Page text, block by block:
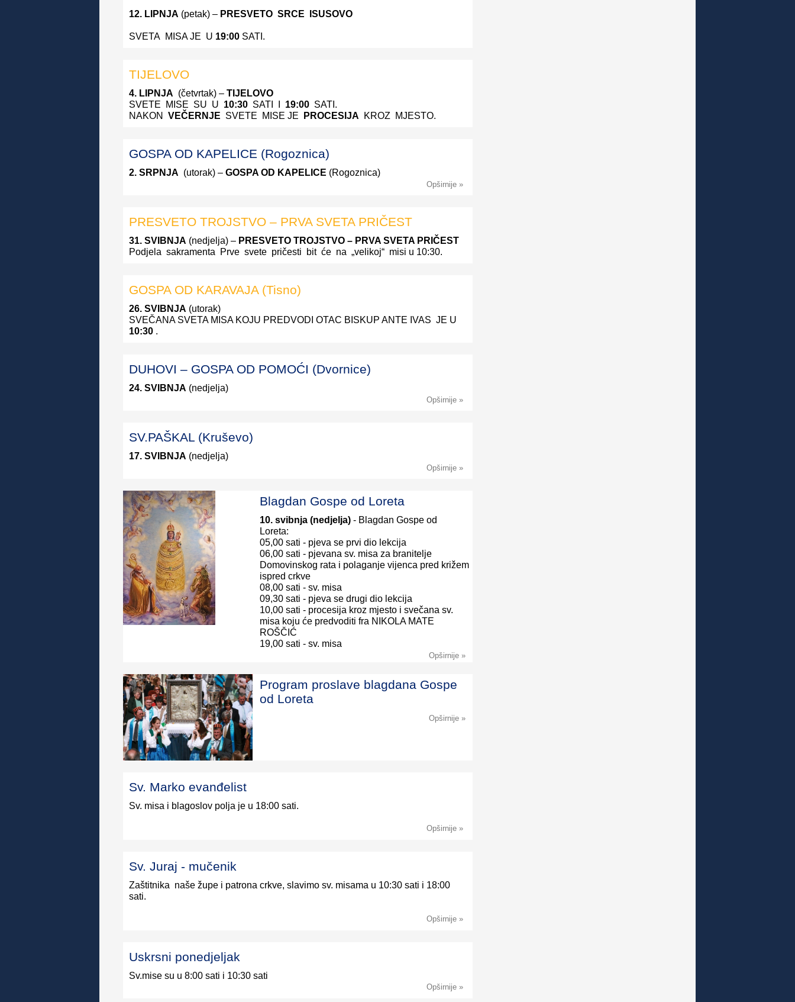
12. LIPNJA (petak) – PRESVETO SRCE ISUSOVO
SVETA MISA JE U 19:00 SATI.
TIJELOVO
4. LIPNJA (četvrtak) –TIJELOVO
SVETE MISE SU U 10:30 SATI I 19:00 SATI.
NAKONVEČERNJE SVETE MISE JE PROCESIJA KROZ MJESTO.
GOSPA OD KAPELICE (Rogoznica)
2. SRPNJA (utorak) –GOSPA OD KAPELICE (Rogoznica)
Opširnije »
PRESVETO TROJSTVO – PRVA SVETA PRIČEST
31. SVIBNJA (nedjelja) – PRESVETO TROJSTVO – PRVA SVETA PRIČEST
Podjela sakramenta Prve svete pričesti bit će na „velikoj“ misi u 10:30.
GOSPA OD KARAVAJA (Tisno)
26. SVIBNJA (utorak)
SVEČANA SVETA MISA KOJU PREDVODI OTAC BISKUP ANTE IVAS JE U
10:30 .
DUHOVI – GOSPA OD POMOĆI (Dvornice)
24. SVIBNJA (nedjelja)
Opširnije »
SV.PAŠKAL (Kruševo)
17. SVIBNJA (nedjelja)
Opširnije »
Blagdan Gospe od Loreta
10. svibnja (nedjelja) - Blagdan Gospe od
Loreta:
05,00 sati - pjeva se prvi dio lekcija
06,00 sati - pjevana sv. misa za branitelje
Domovinskog rata i polaganje vijenca pred križem
ispred crkve
08,00 sati - sv. misa
09,30 sati - pjeva se drugi dio lekcija
10,00 sati - procesija kroz mjesto i svečana sv.
misa koju će predvoditi fra NIKOLA MATE
ROŠČIĆ
19,00 sati - sv. misa
Opširnije »
Program proslave blagdana Gospe
od Loreta
Opširnije »
Sv. Marko evanđelist
Sv. misa i blagoslov polja je u 18:00 sati.
Opširnije »
Sv. Juraj - mučenik
Zaštitnika naše župe i patrona crkve, slavimo sv. misama u 10:30 sati i 18:00
sati.
Opširnije »
Uskrsni ponedjeljak
Sv.mise su u 8:00 sati i 10:30 sati
Opširnije »